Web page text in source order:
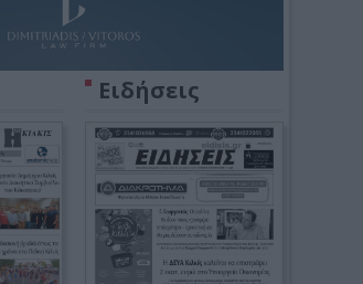
Ειδήσεις